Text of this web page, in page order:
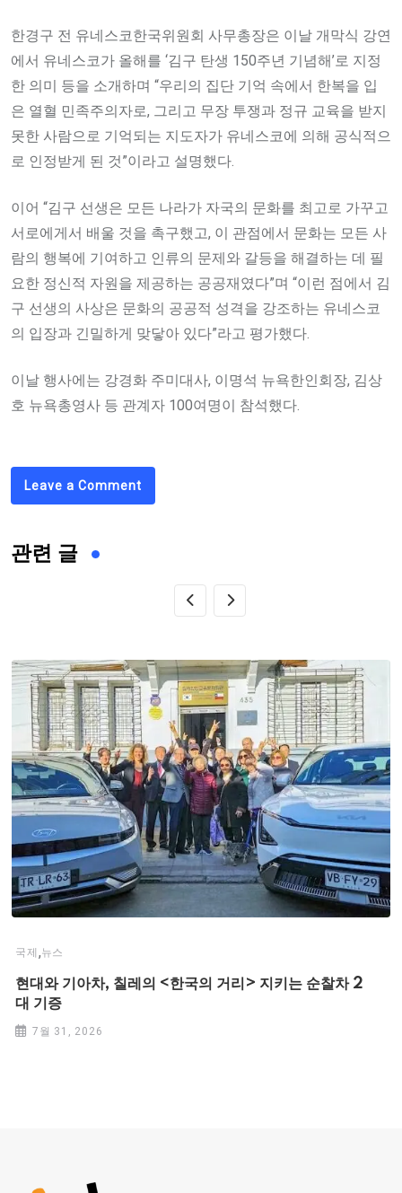
한경구 전 유네스코한국위원회 사무총장은 이날 개막식 강연
에서 유네스코가 올해를 ‘김구 탄생 150주년 기념해’로 지정
한 의미 등을 소개하며 “우리의 집단 기억 속에서 한복을 입
은 열혈 민족주의자로, 그리고 무장 투쟁과 정규 교육을 받지
못한 사람으로 기억되는 지도자가 유네스코에 의해 공식적으
로 인정받게 된 것”이라고 설명했다.
이어 “김구 선생은 모든 나라가 자국의 문화를 최고로 가꾸고
서로에게서 배울 것을 촉구했고, 이 관점에서 문화는 모든 사
람의 행복에 기여하고 인류의 문제와 갈등을 해결하는 데 필
요한 정신적 자원을 제공하는 공공재였다”며 “이런 점에서 김
구 선생의 사상은 문화의 공공적 성격을 강조하는 유네스코
의 입장과 긴밀하게 맞닿아 있다”라고 평가했다.
이날 행사에는 강경화 주미대사, 이명석 뉴욕한인회장, 김상
호 뉴욕총영사 등 관계자 100여명이 참석했다.
Leave a Comment
관련 글
국제 ,뉴스
현대와 기아차, 칠레의 <한국의 거리> 지키는 순찰차 2
대 기증
7월 31, 2026